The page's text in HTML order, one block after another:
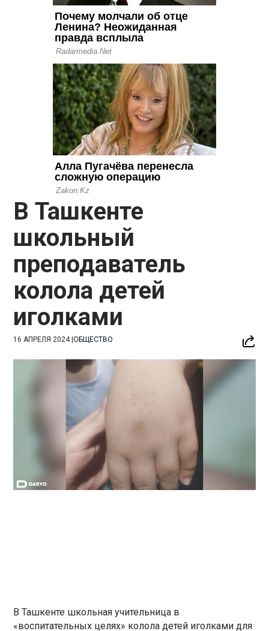
В Ташкенте
школьный
преподаватель
колола детей
иголками
16 АПРЕЛЯ 2024|ОБЩЕСТВО
В Ташкенте школьная учительница в
«воспитательных целях» колола детей иголками для